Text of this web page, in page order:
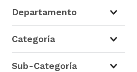
Departamento
Categoría
Sub-Categoría